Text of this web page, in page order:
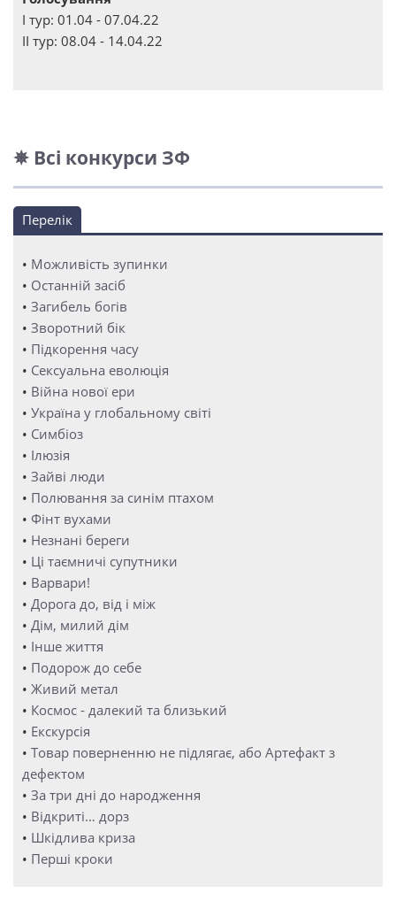
І тур: 01.04 - 07.04.22
ІІ тур: 08.04 - 14.04.22
✵ Всі конкурси ЗФ
Перелік
• Можливість зупинки
• Останній засіб
• Загибель богів
• Зворотний бік
• Підкорення часу
• Сексуальна еволюція
• Війна нової ери
• Україна у глобальному світі
• Симбіоз
• Ілюзія
• Зайві люди
• Полювання за синім птахом
• Фінт вухами
• Незнані береги
• Ці таємничі супутники
• Варвари!
• Дорога до, від і між
• Дім, милий дім
• Інше життя
• Подорож до себе
• Живий метал
• Космос - далекий та близький
• Екскурсія
• Товар поверненню не підлягає, або Артефакт з
дефектом
• За три дні до народження
• Відкриті… дорз
• Шкідлива криза
• Перші кроки